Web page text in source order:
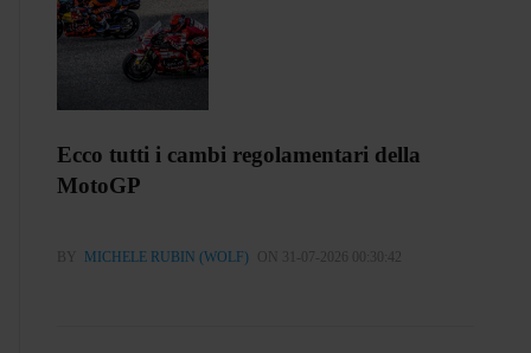
Ecco tutti i cambi regolamentari della
MotoGP
BY MICHELE RUBIN (WOLF) ON 31-07-2026 00:30:42